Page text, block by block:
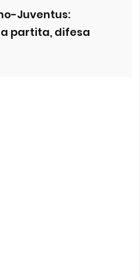
Juventus:
partita, difesa